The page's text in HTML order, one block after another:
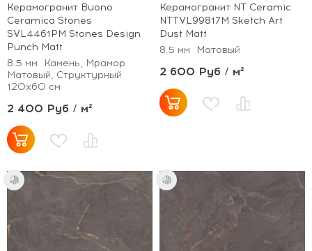
Керамогранит Buono
Ceramica Stones
SVL4461PM Stones Design
Punch Matt
8.5 мм
Камень, Мрамор
Матовый, Структурный
120x60 см
2 400 Руб / м²
Керамогранит NT Ceramic
NTTVL99817M Sketch Art
Dust Matt
8.5 мм
Матовый
2 600 Руб / м²